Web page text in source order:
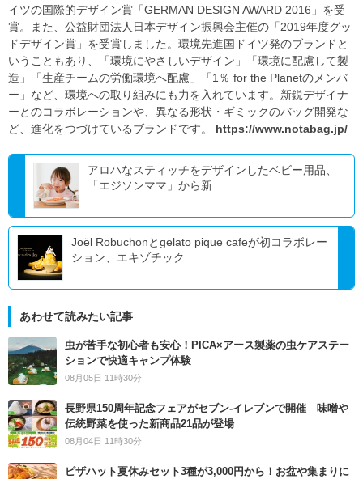
イツの国際的デザイン賞「GERMAN DESIGN AWARD 2016」を受
賞。また、公益財団法人日本デザイン振興会主催の「2019年度グッ
ドデザイン賞」を受賞しました。環境先進国ドイツ発のブランドと
いうこともあり、「環境にやさしいデザイン」「環境に配慮して製
造」「生産チームの労働環境へ配慮」「1％ for the Planetのメンバ
ー」など、環境への取り組みにも力を入れています。新鋭デザイナ
ーとのコラボレーションや、異なる形状・ギミックのバッグ開発な
ど、進化をつづけているブランドです。 https://www.notabag.jp/
アロハなスティッチをデザインしたベビー用品、
「エジソンママ」から新...
Joël Robuchonとgelato pique cafeが初コラボレー
ション、エキゾチック...
あわせて読みたい記事
虫が苦手な初心者も安心！PICA×アース製薬の虫ケアステー
ションで快適キャンプ体験
08月05日 11時30分
長野県150周年記念フェアがセブン-イレブンで開催 味噌や
伝統野菜を使った新商品21品が登場
08月04日 11時30分
ピザハット夏休みセット3種が3,000円から！お盆や集まりに